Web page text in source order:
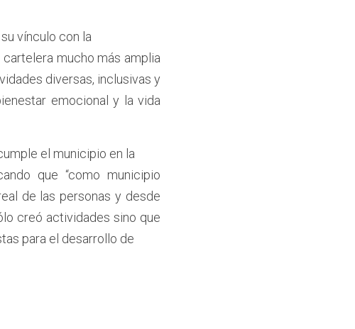
vínculo con la
mucho más amplia
diversas, inclusivas y
emocional y la vida
el municipio en la
que “como municipio
de las personas y desde
creó actividades sino que
para el desarrollo de